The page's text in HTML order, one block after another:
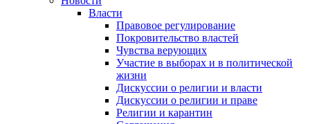
Власти
Правовое регулирование
Покровительство властей
Чувства верующих
Участие в выборах и в политической
жизни
Дискуссии о религии и власти
Дискуссии о религии и праве
Религии и карантин